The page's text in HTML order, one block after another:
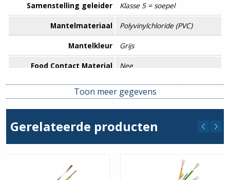
Samenstelling geleider Klasse 5 = soepel
Mantelmateriaal Polyvinylchloride (PVC)
Mantelkleur Grijs
Food Contact Material Nee
REACH Nee
Toon meer gegevens
Gerelateerde producten